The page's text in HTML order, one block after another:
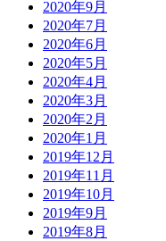
2020年9月
2020年7月
2020年6月
2020年5月
2020年4月
2020年3月
2020年2月
2020年1月
2019年12月
2019年11月
2019年10月
2019年9月
2019年8月